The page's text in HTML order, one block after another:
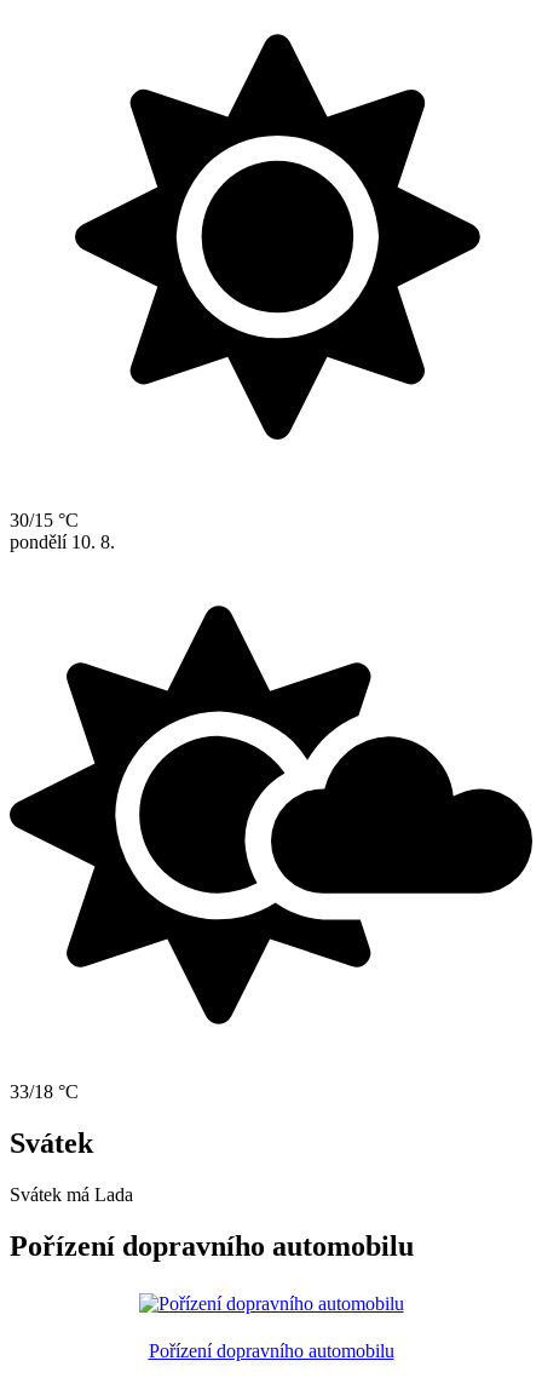
30/15 °C
pondělí 10. 8.
33/18 °C
Svátek
Svátek má Lada
Pořízení dopravního automobilu
Pořízení dopravního automobilu